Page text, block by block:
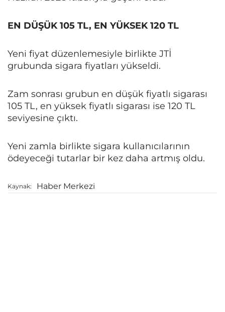
EN DÜŞÜK 105 TL, EN YÜKSEK 120 TL
Yeni fiyat düzenlemesiyle birlikte JTİ
grubunda sigara fiyatları yükseldi.
Zam sonrası grubun en düşük fiyatlı sigarası
105 TL, en yüksek fiyatlı sigarası ise 120 TL
seviyesine çıktı.
Yeni zamla birlikte sigara kullanıcılarının
ödeyeceği tutarlar bir kez daha artmış oldu.
Kaynak: Haber Merkezi